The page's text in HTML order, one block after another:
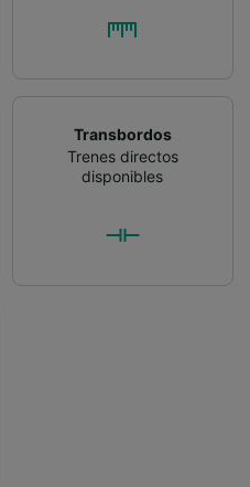
Transbordos
Trenes directos
disponibles